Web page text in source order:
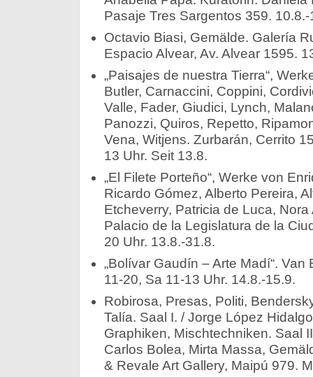
Pasaje Tres Sargentos 359. 10.8.-
Octavio Biasi, Gemälde. Galería
Espacio Alvear, Av. Alvear 1595.
„Paisajes de nuestra Tierra“,
Butler, Carnaccini, Coppini,
Valle, Fader, Giudici, Lynch,
Panozzi, Quiros, Repetto,
Vena, Witjens. Zurbarán, Cerrito
13 Uhr. Seit 13.8.
„El Filete Porteño“, Werke von
Ricardo Gómez, Alberto Pereira,
Etcheverry, Patricia de Luca,
Palacio de la Legislatura de la
20 Uhr. 13.8.-31.8.
„Bolívar Gaudín – Arte Madí“.
11-20, Sa 11-13 Uhr. 14.8.-15.9.
Robirosa, Presas, Politi,
Talía. Saal I. / Jorge López
Graphiken, Mischtechniken. Saal
Carlos Bolea, Mirta Massa,
& Revale Art Gallery, Maipú 979.